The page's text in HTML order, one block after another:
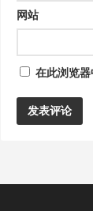
网站
在此浏览器